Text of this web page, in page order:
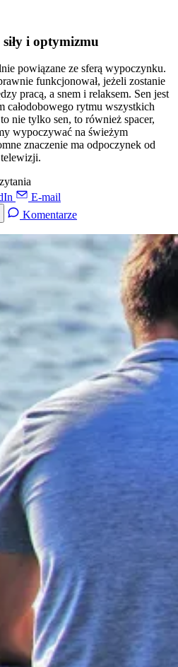
i optymizmu
powiązane ze sferą wypoczynku.
funkcjonował, jeżeli zostanie
pracą, a snem i relaksem. Sen jest
całodobowego rytmu wszystkich
nie tylko sen, to również spacer,
wypoczywać na świeżym
znaczenie ma odpoczynek od
telewizji.
E-mail
Komentarze